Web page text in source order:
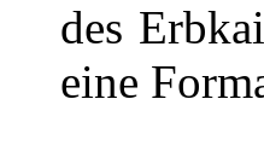
des
eine